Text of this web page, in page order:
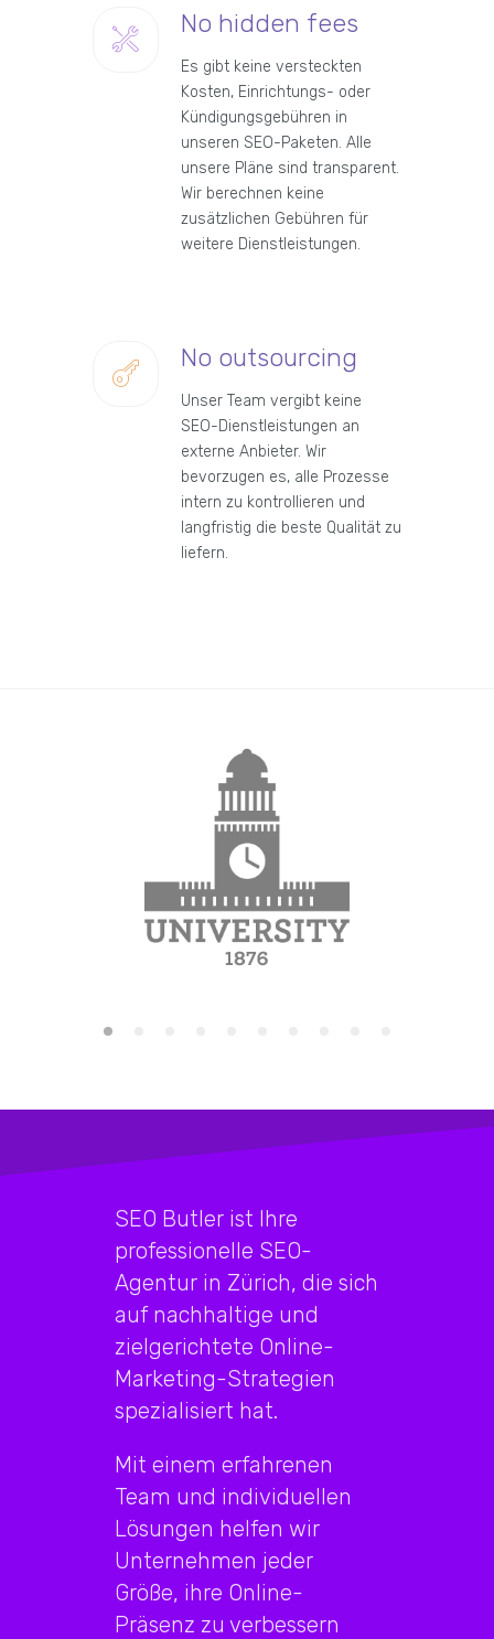
No hidden fees
Es gibt keine versteckten
Kosten, Einrichtungs- oder
Kündigungsgebühren in
unseren SEO-Paketen. Alle
unsere Pläne sind transparent.
Wir berechnen keine
zusätzlichen Gebühren für
weitere Dienstleistungen.
No outsourcing
Unser Team vergibt keine
SEO-Dienstleistungen an
externe Anbieter. Wir
bevorzugen es, alle Prozesse
intern zu kontrollieren und
langfristig die beste Qualität zu
liefern.
SEO Butler ist Ihre
professionelle SEO-
Agentur in Zürich, die sich
auf nachhaltige und
zielgerichtete Online-
Marketing-Strategien
spezialisiert hat.
Mit einem erfahrenen
Team und individuellen
Lösungen helfen wir
Unternehmen jeder
Größe, ihre Online-
Präsenz zu verbessern